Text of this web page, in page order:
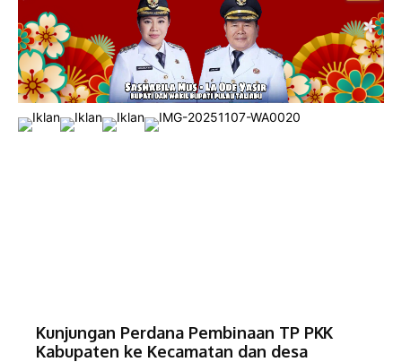
Kunjungan Perdana Pembinaan TP PKK
Kabupaten ke Kecamatan dan desa